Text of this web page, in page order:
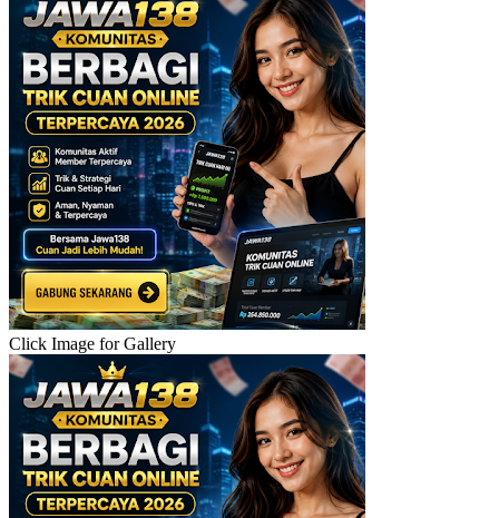
Click Image for Gallery